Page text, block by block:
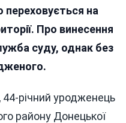
Майора
переховується на
Про винесення
суду, однак без
44-річний уродженець
району Донецької